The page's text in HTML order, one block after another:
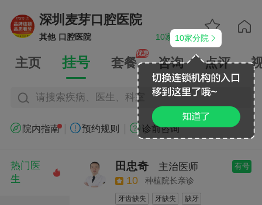
深圳麦芽口腔医院
其他 口腔医院 10家分院 
 
10家分院 
主页 挂号 套餐
优惠
咨询 点评
请搜索疾病、医生、科室
 院内指南 预约规则  诊前咨询
热门医
生

田忠奇 主治医师 有号
10 种植院长亲诊
牙齿缺失 牙缺失
缺牙